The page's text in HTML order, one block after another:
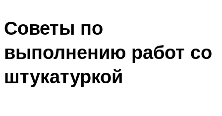
Советы по
выполнению работ со
штукатуркой